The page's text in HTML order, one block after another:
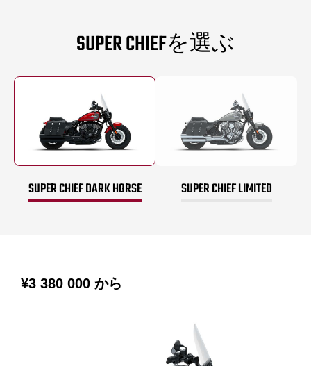
SUPER CHIEFを選ぶ
SUPER CHIEF DARK HORSE SUPER CHIEF LIMITED
から
¥3 380 000